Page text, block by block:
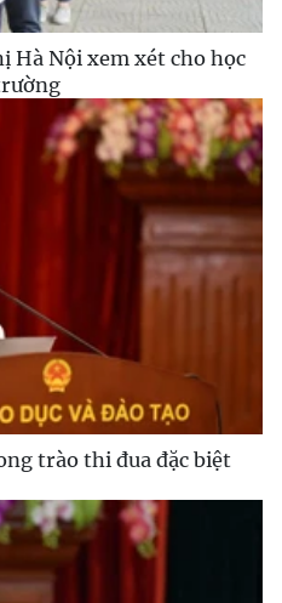
Hà Nội xem xét cho học
trào thi đua đặc biệt